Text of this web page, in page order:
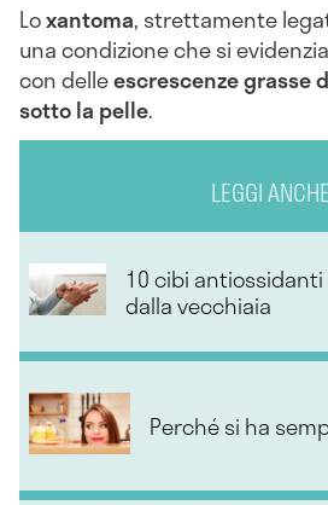
Loxantoma, strettamente
una condizione che si
con delleescrescenze grasse
sotto la pelle.
LEGGI ANCHE
10 cibi
dalla vecchiaia
Perché si ha